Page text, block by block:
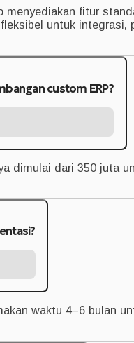
menyediakan fitur
untuk integrasi,
custom ERP?
dimulai dari 350 juta
waktu 4–6 bulan